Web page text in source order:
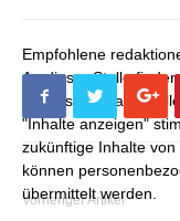
Empfohlene
An dieser Stelle
die unser
"Inhalte anzeigen"
zukünftige Inhalte von
können
übermittelt werden.
Vorheriger Artikel